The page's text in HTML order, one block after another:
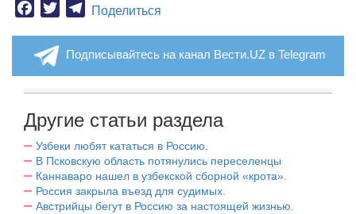
Facebook
TwitterTelegram
Поделиться
Подписывайтесь на канал Вести.UZ в Telegram
Другие статьи раздела
Узбеки любят кататься в Россию.
В Псковскую область потянулись переселенцы
Каннаваро нашел в узбекской сборной «крота».
Россия закрыла въезд для судимых.
Австрийцы бегут в Россию за настоящей жизнью.